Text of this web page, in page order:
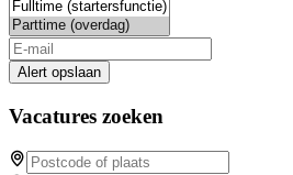
Alert opslaan
Vacatures zoeken